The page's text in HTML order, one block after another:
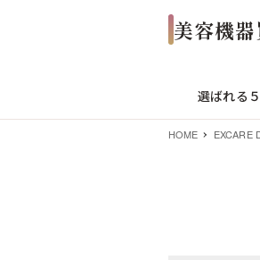
選ばれる
HOME EXCARE